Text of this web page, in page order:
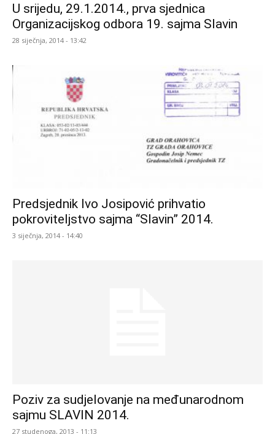
U srijedu, 29.1.2014., prva sjednica
Organizacijskog odbora 19. sajma Slavin
28 siječnja, 2014 - 13:42
Predsjednik Ivo Josipović prihvatio
pokroviteljstvo sajma “Slavin” 2014.
3 siječnja, 2014 - 14:40
Poziv za sudjelovanje na međunarodnom
sajmu SLAVIN 2014.
27 studenoga, 2013 - 11:13